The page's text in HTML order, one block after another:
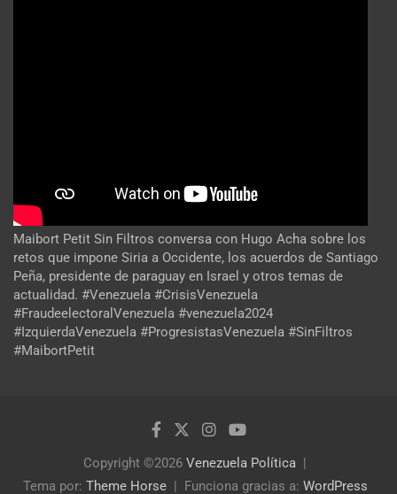
Maibort Petit Sin Filtros conversa con Hugo Acha sobre los
retos que impone Siria a Occidente, los acuerdos de Santiago
Peña, presidente de paraguay en Israel y otros temas de
actualidad. #Venezuela #CrisisVenezuela
#FraudeelectoralVenezuela #venezuela2024
#IzquierdaVenezuela #ProgresistasVenezuela #SinFiltros
#MaibortPetit
Copyright ©2026 Venezuela Política
Tema por: Theme Horse Funciona gracias a: WordPress